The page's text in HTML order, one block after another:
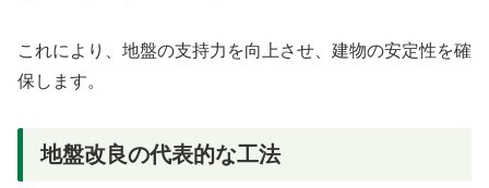
これにより、地盤の支持力を向上させ、建物の安定性を確
保します。
地盤改良の代表的な工法